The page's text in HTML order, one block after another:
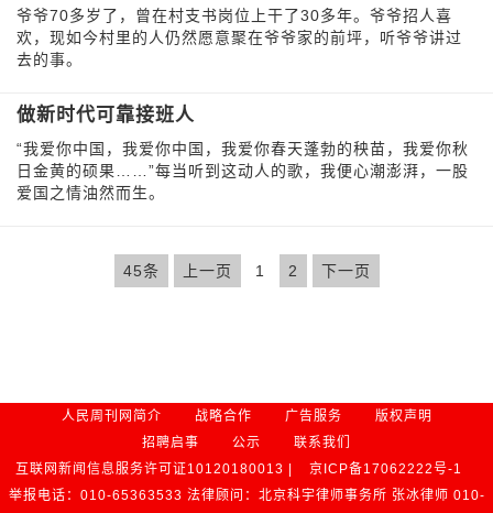
爷爷70多岁了，曾在村支书岗位上干了30多年。爷爷招人喜
欢，现如今村里的人仍然愿意聚在爷爷家的前坪，听爷爷讲过
去的事。
做新时代可靠接班人
“我爱你中国，我爱你中国，我爱你春天蓬勃的秧苗，我爱你秋
日金黄的硕果……”每当听到这动人的歌，我便心潮澎湃，一股
爱国之情油然而生。
45条 上一页 1 2 下一页
人民周刊网简介 战略合作 广告服务
版权声明
招聘启事
公示
联系我们
互联网新闻信息服务许可证10120180013 |
京ICP备17062222号-1
举报电话：010-65363533 法律顾问：北京科宇律师事务所 张冰律师 010-